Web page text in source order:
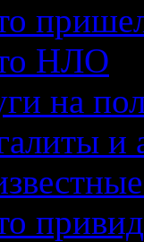
НЛО
на
и